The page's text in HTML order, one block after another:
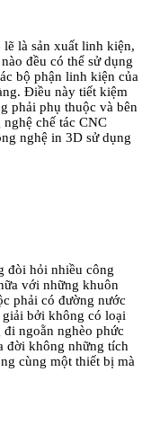
là sản xuất linh kiện,
đều có thể sử dụng
bộ phận linh kiện của
Điều này tiết kiệm
phải phụ thuộc và bên
chế tác CNC
nghệ in 3D sử dụng
đòi hỏi nhiều công
với những khuôn
phải có đường nước
bởi không có loại
ngoằn nghèo phức
đời không những tích
cùng một thiết bị mà